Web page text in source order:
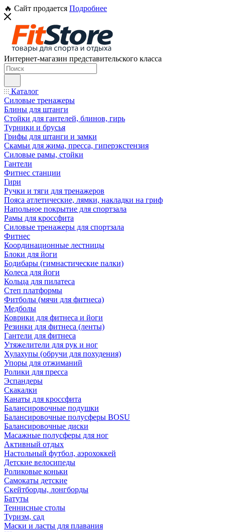
🔥 Сайт продается Подробнее
Интернет-магазин представительского класса
Каталог
Силовые тренажеры
Блины для штанги
Стойки для гантелей, блинов, гирь
Турники и брусья
Грифы для штанги и замки
Скамьи для жима, пресса, гиперэкстензия
Силовые рамы, стойки
Гантели
Фитнес станции
Гири
Ручки и тяги для тренажеров
Пояса атлетические, лямки, накладки на гриф
Напольное покрытие для спортзала
Рамы для кроссфита
Силовые тренажеры для спортзала
Фитнес
Координационные лестницы
Блоки для йоги
Бодибары (гимнастические палки)
Колеса для йоги
Кольца для пилатеса
Степ платформы
Фитболы (мячи для фитнеса)
Медболы
Коврики для фитнеса и йоги
Резинки для фитнеса (ленты)
Гантели для фитнеса
Утяжелители для рук и ног
Хулахупы (обручи для похудения)
Упоры для отжиманий
Ролики для пресса
Эспандеры
Скакалки
Канаты для кроссфита
Балансировочные подушки
Балансировочные полусферы BOSU
Балансировочные диски
Масажные полусферы для ног
Активный отдых
Настольный футбол, аэрохоккей
Детские велосипеды
Роликовые коньки
Самокаты детские
Скейтборды, лонгборды
Батуты
Теннисные столы
Туризм, сад
Маски и ласты для плавания